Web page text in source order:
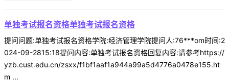
单独考试报名资格单独考试报名资格
提问问题:单独考试报名资格学院:经济管理学院提问人:76***om时间:2
024-09-2815:18提问内容:单独考试报名资格回复内容:请参考https://
yzb.cust.edu.cn/zsxx/f1bf1aaf1a944a99a5d4776a0478e155.ht
m ...